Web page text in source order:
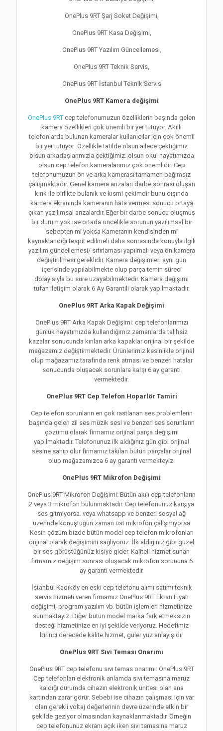
OnePlus 9RT Şarj Soket Değişimi,
OnePlus 9RT Kasa Değişimi,
OnePlus 9RT Yazılım Güncellemesi,
OnePlus 9RT Teknik Servis,
OnePlus 9RT İstanbul Teknik Servis
OnePlus 9RT Kamera değişimi
OnePlus 9RT cep telefonumuzun özelliklerin başında gelen
kamera özellikleri çok önemli bir yer tutuyor. Akıllı
telefonlarda bulunan kameralar kullanıcılar için çok önemli
bir yer tutuyor .Özellikle tatilde olsun ailece çektiğimiz
olsun arkadaşlarımızla çektiğimiz. olsun okul hayatımızda
olsun cep telefon kameralarımız çok önemlidir. Cep
telefonumuzun ön ve arka kamerası tamamen bağımsız
çalışmaktadır. Genel kamera arızaları darbe sonrası oluşan
kırık ile birlikte bulanık ve kısmi çekimdir bunu dışında
kamera ekranında kameranın hata vermesi sonucu ortaya
çıkan yazılımsal arızalardır. Eğer bir darbe sonucu oluşmuş
bir durum yok ise ortada öncelikle sorunun yazılımsal bir
sebepten mi yoksa Kameranın kendisinden mi
kaynaklandığı tespit edilmeli daha sonrasında konuyla ilgili
yazılım güncellemesi/ sıfırlaması yapılmalı veya ön kamera
değiştirilmesi gereklidir. Kamera değişimleri aynı gün
içerisinde yapılabilmekte olup parça temin süreci
dolayısıyla bu süre uzayabilmektedir. Kamera değişimi
tufan iletişim olarak 6 Ay Garantili olarak yapılmaktadır.
OnePlus 9RT Arka Kapak Değişimi
OnePlus 9RT Arka Kapak Değişimi: cep telefonlarımızı
günlük hayatımızda kullandığımız zamanlarda talihsiz
kazalar sonucunda kırılan arka kapaklar orijinal bir şekilde
mağazamız değiştirmektedir. Ürünlerimiz kesinlikle orijinal
olup mağazamız tarafında renk atması ve benzeri hatalar
sonucunda oluşacak sorunlara karşı 6 ay garanti
vermektedir.
OnePlus 9RT Cep Telefon Hoparlör Tamiri
Cep telefon sorunların en çok rastlanan ses problemlerin
başında gelen zil ses müzik sesi ve benzeri ses sorunların
çözümü olarak firmamız orijinal parça değişimi
yapılmaktadır. Telefonunuz ilk aldığınız gün gibi orijinal
sesine sahip olur firmamız takılan bütün parçalar orijinal
olup mağazamızca 6 ay garanti vermekteyiz.
OnePlus 9RT Mikrofon Değişimi
OnePlus 9RT Mikrofon Değişimi: Bütün akılı cep telefonların
2 veya 3 mikrofon bulunmaktadır. Cep telefonunuz karşıya
ses gitmiyorsa. veya whatsapp ve benzeri sosyal ağ
üzerinde konuştuğun zaman üst mikrofon çalışmıyorsa
Kesin çözüm bizde bütün model cep telefon mikrofonları
orijinal olarak değişimini sağlıyoruz. İlk aldığınız gibi güzel
bir ses görüştüğünüz kişiye gider. Kaliteli hizmet sunan
firmamız değişim sonrası oluşacak mikrofon sorununa 6
ay garanti vermektedir.
İstanbul Kadıköy en eski cep telefonu alımı satımı teknik
servis hizmeti veren firmamız OnePlus 9RT Ekran Fiyatı
değişimi, program yazılım vb. bütün işlemleri hizmetinize
sunmaktayız. Diğer bütün model marka fark etmeksizin
desteği hizmetinize en iyi şekilde veriyoruz. Hedefimiz
birinci derecede kalite hizmet, güler yüz anlayışıdır
OnePlus 9RT Sıvı Teması Onarımı
OnePlus 9RT cep telefonu sıvı temas onarımı: OnePlus 9RT
Cep telefonları elektronik anlamda sıvı temasına maruz
kaldığı durumda cihazın elektronik ünitesi olan ana
kartından zarar görür. Sebebi ise cihazın çalışması için var
olan gerekli voltaj değerlerinin devre üzerinde etkin bir
şekilde geziyor olmasından kaynaklanmaktadır. Örneğin
cep telefonunuz ekranı açık iken sıvı temasına maruz